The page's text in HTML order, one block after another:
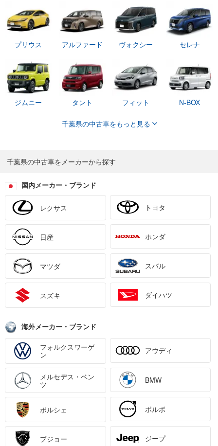
プリウス アルファード ヴォクシー セレナ
ジムニー タント フィット N-BOX
千葉県の中古車をもっと見る
千葉県の中古車をメーカーから探す
国内メーカー・ブランド
レクサス トヨタ
日産 ホンダ
マツダ スバル
スズキ ダイハツ
海外メーカー・ブランド
フォルクスワーゲ
ン
アウディ
メルセデス・ベン
ツ
BMW
ポルシェ ボルボ
プジョー ジープ